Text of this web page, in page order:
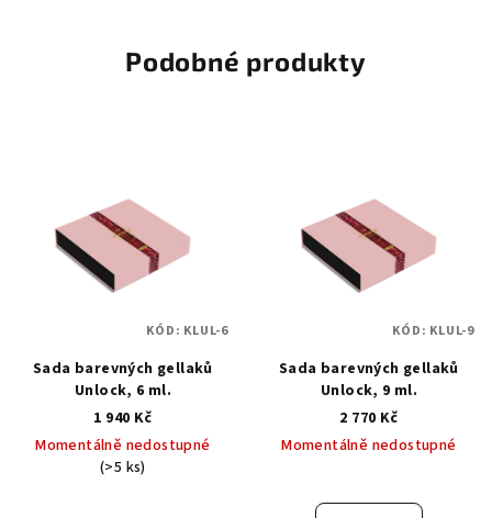
Podobné produkty
Sada barevných gellaků
Unlock, 6 ml.
1 940 Kč
Momentálně nedostupné
(>5 ks)
KÓD: KLUL-6
Sada barevných gellaků
Unlock, 9 ml.
2 770 Kč
Momentálně nedostupné
KÓD: KLUL-9